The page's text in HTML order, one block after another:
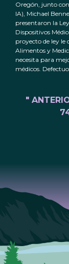
Oregón, junto
IA), Michael
presentaron la
Dispositivos
proyecto de ley
Alimentos y
necesita para
médicos.
"